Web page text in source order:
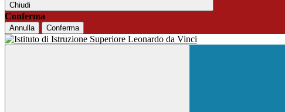
Chiudi
Conferma
Annulla Conferma